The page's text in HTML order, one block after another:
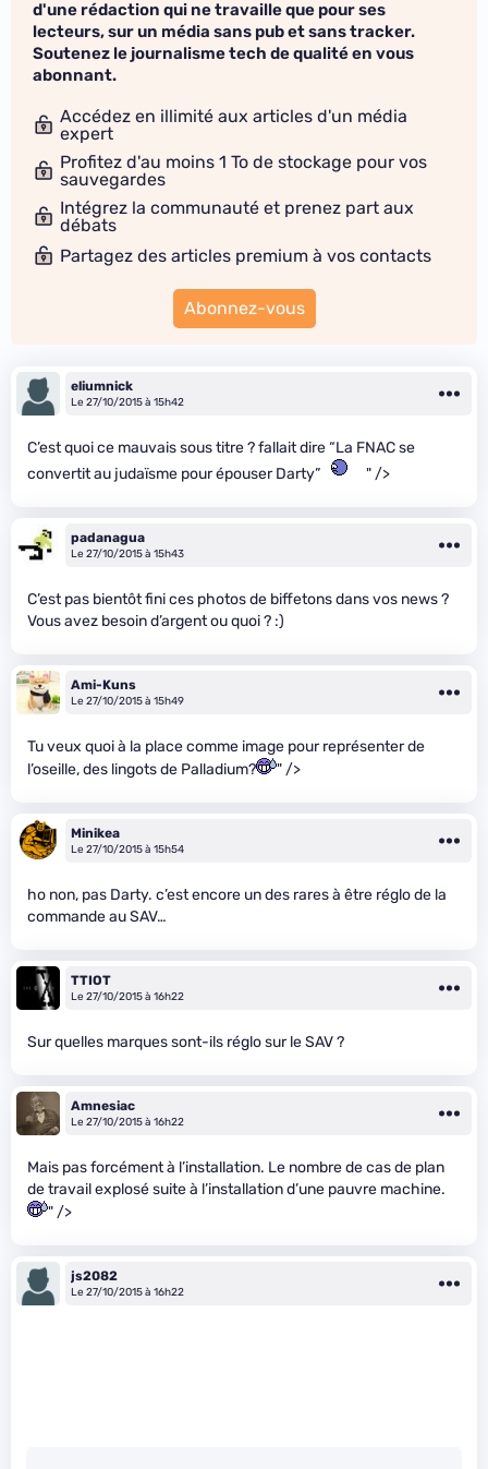
d'une rédaction qui ne travaille que pour ses
lecteurs, sur un média sans pub et sans tracker.
Soutenez le journalisme tech de qualité en vous
abonnant.
Accédez en illimité aux articles d'un média
expert
Profitez d'au moins 1 To de stockage pour vos
sauvegardes
Intégrez la communauté et prenez part aux
débats
Partagez des articles premium à vos contacts
Abonnez-vous
eliumnick
Le 27/10/2015 à 15h42
C’est quoi ce mauvais sous titre ? fallait dire “La FNAC se
convertit au judaïsme pour épouser Darty”
" />
padanagua
Le 27/10/2015 à 15h43
C’est pas bientôt fini ces photos de biffetons dans vos news ?
Vous avez besoin d’argent ou quoi ? :)
Ami-Kuns
Le 27/10/2015 à 15h49
Tu veux quoi à la place comme image pour représenter de
l’oseille, des lingots de Palladium?
" />
Minikea
Le 27/10/2015 à 15h54
ho non, pas Darty. c’est encore un des rares à être réglo de la
commande au SAV…
TTIOT
Le 27/10/2015 à 16h22
Sur quelles marques sont-ils réglo sur le SAV ?
Amnesiac
Le 27/10/2015 à 16h22
Mais pas forcément à l’installation. Le nombre de cas de plan
de travail explosé suite à l’installation d’une pauvre machine.
" />
js2082
Le 27/10/2015 à 16h22